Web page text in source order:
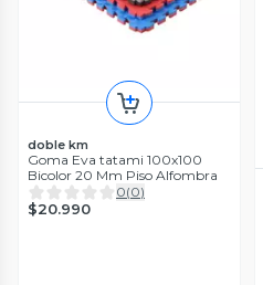
doble km
Goma Eva tatami 100x100
Bicolor 20 Mm Piso Alfombra
0(0)
$20.990